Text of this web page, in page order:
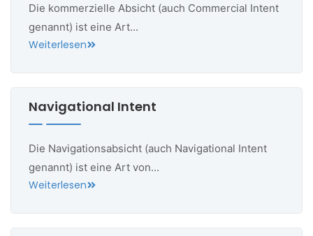
Die kommerzielle Absicht (auch Commercial Intent
genannt) ist eine Art...
Weiterlesen
Navigational Intent
Die Navigationsabsicht (auch Navigational Intent
genannt) ist eine Art von...
Weiterlesen